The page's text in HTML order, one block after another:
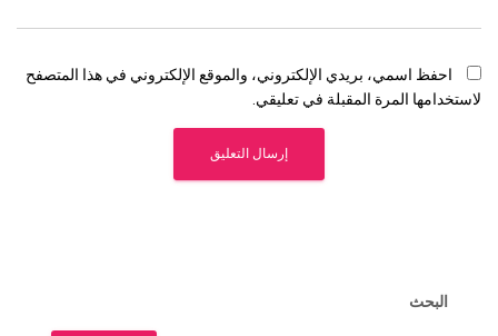
احفظ اسمي، بريدي الإلكتروني، والموقع الإلكتروني في هذا المتصفح
لاستخدامها المرة المقبلة في تعليقي.
البحث